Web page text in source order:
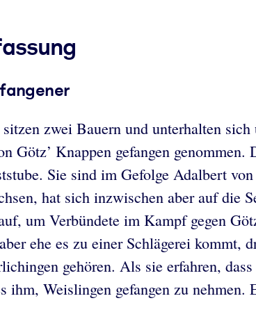
zwei Bauern und unterhalten
Götz’ Knappen gefangen
Sie sind im Gefolge Adalbert
hat sich inzwischen aber auf die
um Verbündete im Kampf gegen
ehe es zu einer Schlägerei
gehören. Als sie erfahren,
ihm, Weislingen gefangen zu